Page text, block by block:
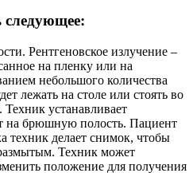
следующее:
Рентгеновское излучение –
на пленку или на
небольшого количества
лежать на столе или стоять во
устанавливает
на брюшную полость. Пациент
техник делает снимок, чтобы
Техник может
положение для получения